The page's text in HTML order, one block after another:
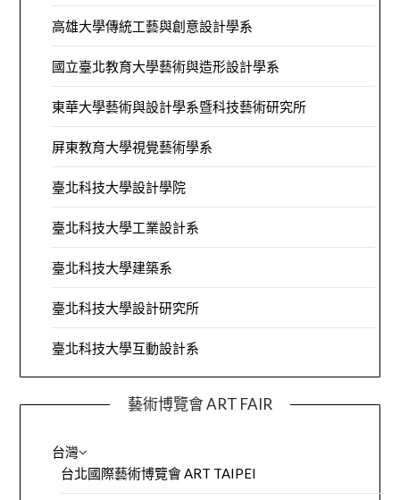
高雄大學傳統工藝與創意設計學系
國立臺北教育大學藝術與造形設計學系
東華大學藝術與設計學系暨科技藝術研究所
屏東教育大學視覺藝術學系
臺北科技大學設計學院
臺北科技大學工業設計系
臺北科技大學建築系
臺北科技大學設計研究所
臺北科技大學互動設計系
藝術博覽會 ART FAIR
台灣
台北國際藝術博覽會 ART TAIPEI